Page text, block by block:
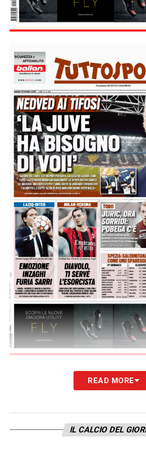
LA PLAYLIST DELLE
READ MORE
IL CALCIO DEL